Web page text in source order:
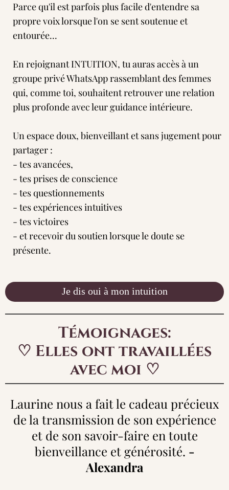
Parce qu'il est parfois plus facile d'entendre sa
propre voix lorsque l'on se sent soutenue et
entourée...
En rejoignant INTUITION, tu auras accès à un
groupe privé WhatsApp rassemblant des femmes
qui, comme toi, souhaitent retrouver une relation
plus profonde avec leur guidance intérieure.
Un espace doux, bienveillant et sans jugement pour
partager :
- tes avancées,
- tes prises de conscience
- tes questionnements
- tes expériences intuitives
- tes victoires
- et recevoir du soutien lorsque le doute se
présente.
Je dis oui à mon intuition
Témoignages:
♡ Elles ont travaillées
avec moi ♡
Laurine nous a fait le cadeau précieux
de la transmission de son expérience
et de son savoir-faire en toute
bienveillance et générosité. -
Alexandra